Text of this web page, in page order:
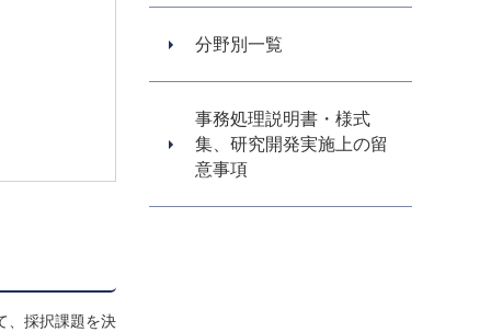
、採択課題を決
分野別一覧
事務処理説明書・様式
集、研究開発実施上の留
意事項